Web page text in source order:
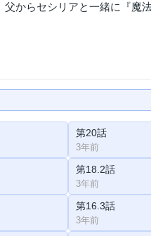
からセシリアと一緒に『魔
第20話
3年前
第18.2話
3年前
第16.3話
3年前